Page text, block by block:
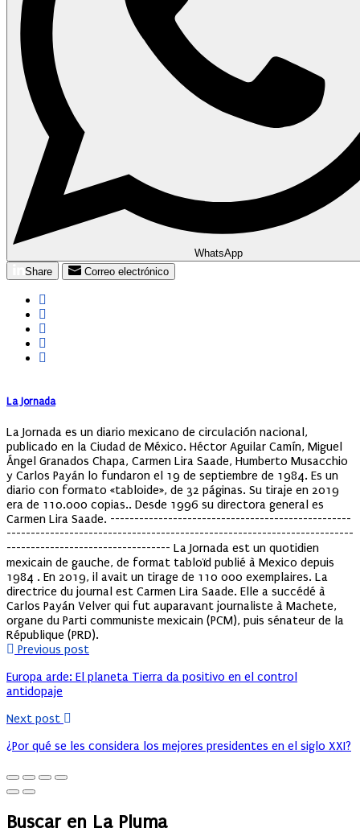
WhatsApp
Share
Correo electrónico
La Jornada
La Jornada es un diario mexicano de circulación nacional,
publicado en la Ciudad de México. Héctor Aguilar Camín, Miguel
Ángel Granados Chapa, Carmen Lira Saade, Humberto Musacchio
y Carlos Payán lo fundaron el 19 de septiembre de 1984. Es un
diario con formato «tabloide», de 32 páginas. Su tiraje en 2019
era de 110.000 copias.. Desde 1996 su directora general es
Carmen Lira Saade. --------------------------------------------------
------------------------------------------------------------------------
---------------------------------- La Jornada est un quotidien
mexicain de gauche, de format tabloïd publié à Mexico depuis
1984 . En 2019, il avait un tirage de 110 000 exemplaires. La
directrice du journal est Carmen Lira Saade. Elle a succédé à
Carlos Payán Velver qui fut auparavant journaliste à Machete,
organe du Parti communiste mexicain (PCM), puis sénateur de la
République (PRD).
Previous post
Europa arde: El planeta Tierra da positivo en el control
antidopaje
Next post
¿Por qué se les considera los mejores presidentes en el siglo XXI?
Buscar en La Pluma